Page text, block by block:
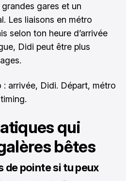
gares et un
Les liaisons en métro
selon ton heure d’arrivée
Didi peut être plus
arrivée, Didi. Départ, métro
qui
bêtes
de pointe si tu peux